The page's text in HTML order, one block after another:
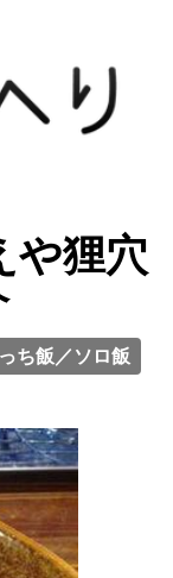
や狸穴
ち飯／ソロ飯